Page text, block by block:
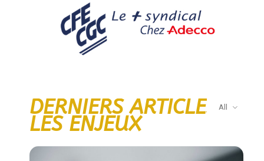
DERNIERS ARTICLES
LES ENJEUX
All